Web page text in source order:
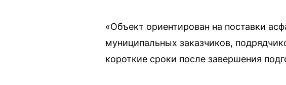
«Объект ориентирован на поставки
муниципальных заказчиков,
короткие сроки после завершения